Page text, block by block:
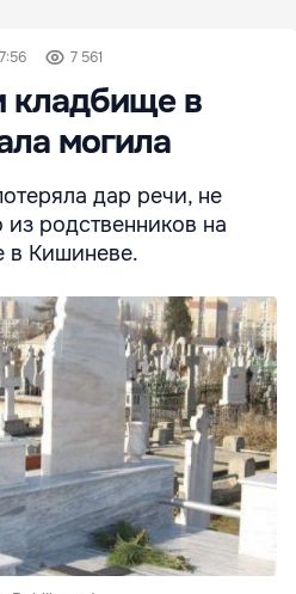
7 561
кладбище в
могила
дар речи, не
родственников на
в Кишиневе.